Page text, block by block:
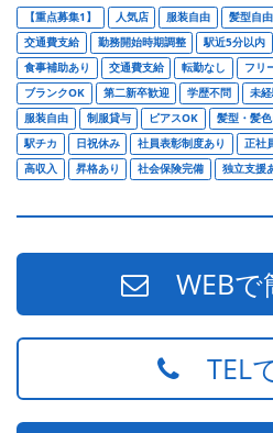
【重点募集1】 人気店 服装自由 髪型自由
交通費支給
勤務開始時期調整 駅近5分以内
食事補助あり
交通費支給 転勤なし フリ
ブランクOK
第二新卒歓迎 学歴不問 未
服装自由
制服貸与 ピアスOK 髪型・髪
駅チカ
日祝休み 社員表彰制度あり 正社
高収入
昇格あり 社会保険完備 独立支援
WEBで
TEL